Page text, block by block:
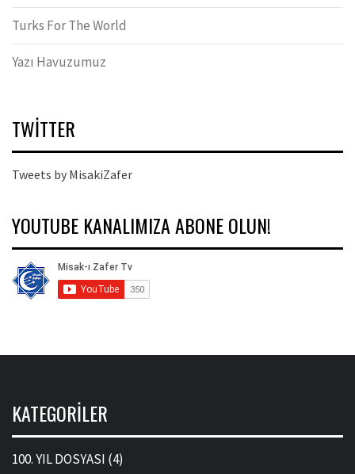
Turks For The World
Yazı Havuzumuz
TWITTER
Tweets by MisakiZafer
YOUTUBE KANALIMIZA ABONE OLUN!
KATEGORILER
100. YIL DOSYASI (4)